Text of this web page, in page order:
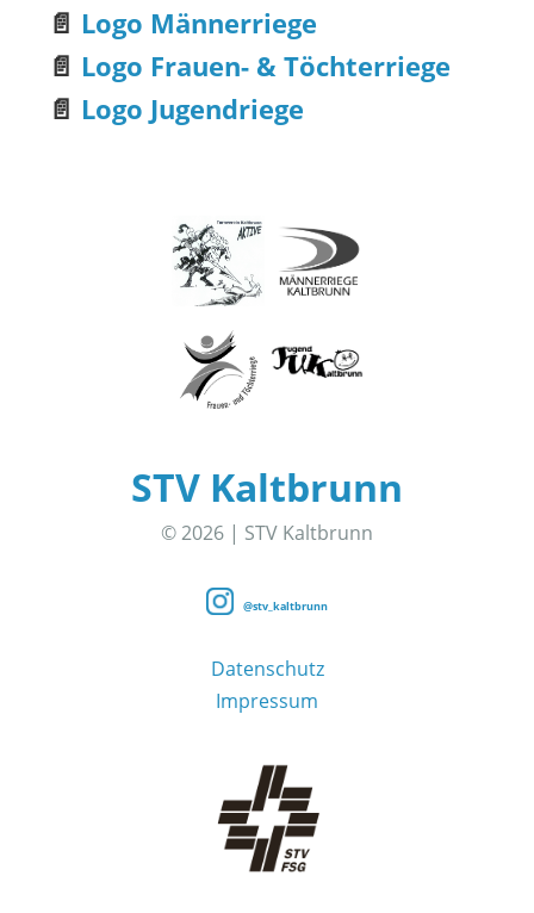
📄 Logo Männerriege
📄 Logo Frauen- & Töchterriege
📄 Logo Jugendriege
STV Kaltbrunn
© 2026 | STV Kaltbrunn
@stv_kaltbrunn
Datenschutz
Impressum